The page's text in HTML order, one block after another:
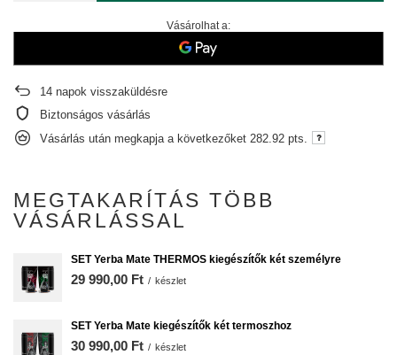
Vásárolhat a:
14 napok visszaküldésre
Biztonságos vásárlás
Vásárlás után megkapja a következőket 282.92 pts.
MEGTAKARÍTÁS TÖBB
VÁSÁRLÁSSAL
SET Yerba Mate THERMOS kiegészítők két személyre
29 990,00 Ft / készlet
SET Yerba Mate kiegészítők két termoszhoz
30 990,00 Ft / készlet